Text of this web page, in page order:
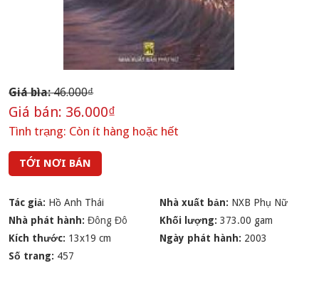
Giá bìa:46.000₫
Giá bán: 36.000₫
Tình trạng: Còn ít hàng hoặc hết
TỚI NƠI BÁN
Tác giả: Hồ Anh Thái Nhà xuất bản: NXB Phụ Nữ
Nhà phát hành:Đông Đô Khối lượng: 373.00 gam
Kích thước: 13x19 cm Ngày phát hành: 2003
Số trang: 457